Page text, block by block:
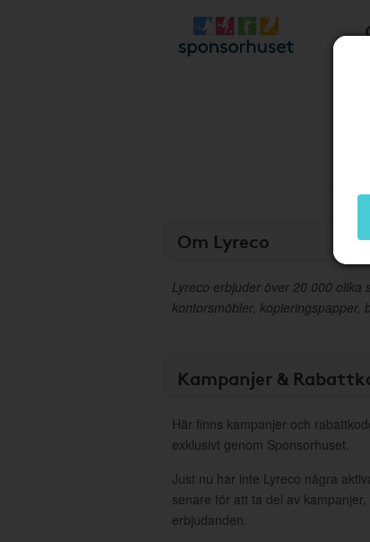
Om Lyreco
Lyreco erbjuder över 20 000 olika
kontorsmöbler, kopieringspapper,
Kampanjer &
Här finns kampanjer och
exklusivt genom Sponsorhuset.
Just nu har inte Lyreco några
senare för att ta del av
erbjudanden.